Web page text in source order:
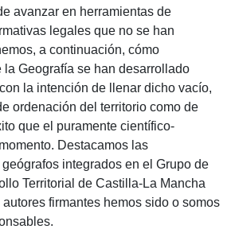
avanzar en herramientas de
legales que no se han
a continuación, cómo
la Geografía se han desarrollado
la intención de llenar dicho vacío,
ordenación del territorio como de
que el puramente científico-
Destacamos las
integrados en el Grupo de
Territorial de Castilla-La Mancha
firmantes hemos sido o somos